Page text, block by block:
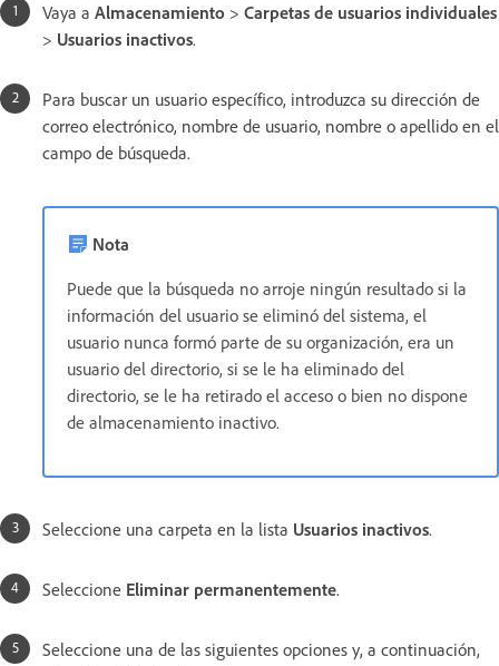
Vaya a Almacenamiento > Carpetas de usuarios individuales
> Usuarios inactivos.
Para buscar un usuario específico, introduzca su dirección de
correo electrónico, nombre de usuario, nombre o apellido en el
campo de búsqueda.
Nota
Puede que la búsqueda no arroje ningún resultado si la
información del usuario se eliminó del sistema, el
usuario nunca formó parte de su organización, era un
usuario del directorio, si se le ha eliminado del
directorio, se le ha retirado el acceso o bien no dispone
de almacenamiento inactivo.
Seleccione una carpeta en la lista Usuarios inactivos.
Seleccione Eliminar permanentemente.
Seleccione una de las siguientes opciones y, a continuación,